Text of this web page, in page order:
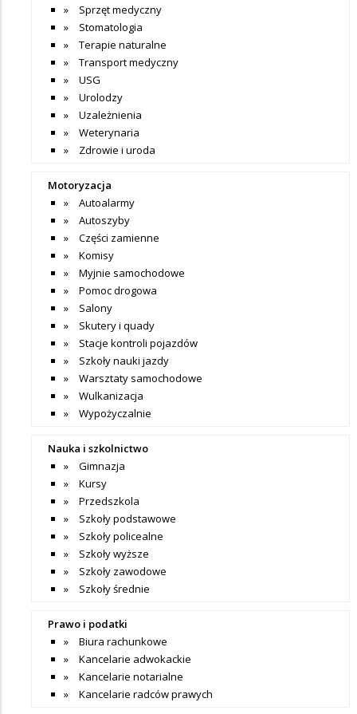
Sprzęt medyczny
Stomatologia
Terapie naturalne
Transport medyczny
USG
Urolodzy
Uzależnienia
Weterynaria
Zdrowie i uroda
Motoryzacja
Autoalarmy
Autoszyby
Części zamienne
Komisy
Myjnie samochodowe
Pomoc drogowa
Salony
Skutery i quady
Stacje kontroli pojazdów
Szkoły nauki jazdy
Warsztaty samochodowe
Wulkanizacja
Wypożyczalnie
Nauka i szkolnictwo
Gimnazja
Kursy
Przedszkola
Szkoły podstawowe
Szkoły policealne
Szkoły wyższe
Szkoły zawodowe
Szkoły średnie
Prawo i podatki
Biura rachunkowe
Kancelarie adwokackie
Kancelarie notarialne
Kancelarie radców prawych